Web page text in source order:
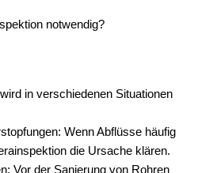
notwendig?
in verschiedenen Situationen
Wenn Abflüsse häufig
die Ursache klären.
Vor der Sanierung von Rohren